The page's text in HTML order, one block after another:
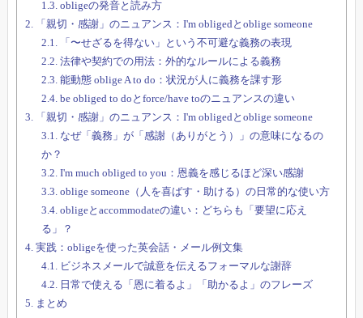
1.3. obligeの発音と読み方
2.
「親切・感謝」のニュアンス：I'm obligedとoblige someone
2.1.
「〜せざるを得ない」という不可避な義務の表現
2.2. 法律や契約での用法：外的なルールによる義務
2.3. 能動態 oblige A to do：状況が人に義務を課す形
2.4. be obliged to doとforce/have toのニュアンスの違い
3.
「親切・感謝」のニュアンス：I'm obligedとoblige someone
3.1.
なぜ「義務」が「感謝（ありがとう）」の意味になるの
か？
3.2. I'm much obliged to you：恩義を感じるほど深い感謝
3.3. oblige someone（人を喜ばす・助ける）の日常的な使い方
3.4. obligeとaccommodateの違い：どちらも「要望に応え
る」？
4. 実践：obligeを使った英会話・メール例文集
4.1.
ビジネスメールで誠意を伝えるフォーマルな謝辞
4.2. 日常で使える「恩に着るよ」「助かるよ」のフレーズ
5.
まとめ